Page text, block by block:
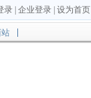
录 企业登录 设为首页